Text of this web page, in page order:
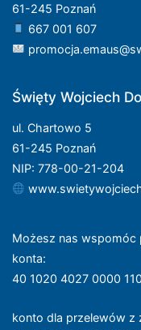
61-245 Poznań
667 001 607
Święty Wojciech
ul. Chartowo 5
61-245 Poznań
NIP: 778-00-21-204
Możesz nas wspomóc
konta:
40 1020 4027 0000
konto dla przelewów z